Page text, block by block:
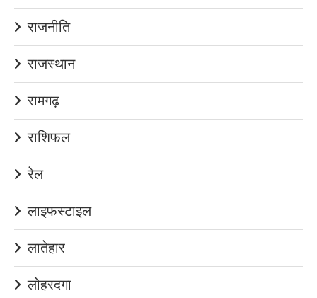
राजनीति
राजस्थान
रामगढ़
राशिफल
रेल
लाइफस्टाइल
लातेहार
लोहरदगा